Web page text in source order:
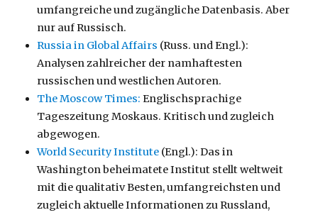
umfangreiche und zugängliche Datenbasis. Aber
nur auf Russisch.
Russia in Global Affairs (Russ. und Engl.):
Analysen zahlreicher der namhaftesten
russischen und westlichen Autoren.
The Moscow Times: Englischsprachige
Tageszeitung Moskaus. Kritisch und zugleich
abgewogen.
World Security Institute (Engl.): Das in
Washington beheimatete Institut stellt weltweit
mit die qualitativ Besten, umfangreichsten und
zugleich aktuelle Informationen zu Russland,